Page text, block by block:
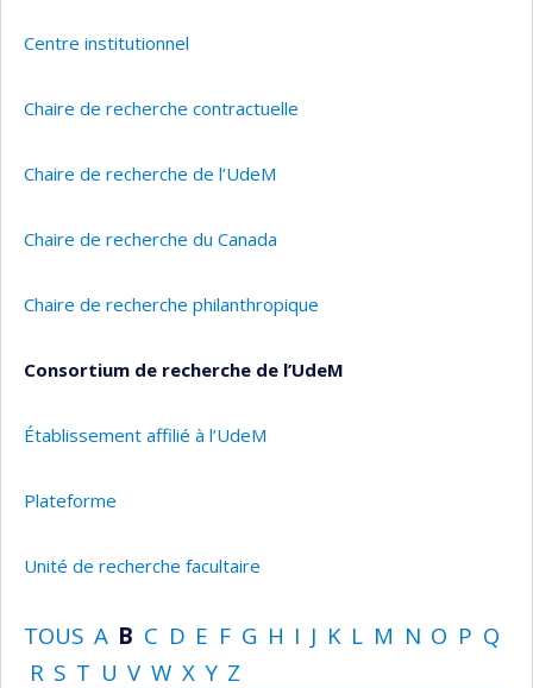
Centre institutionnel
Chaire de recherche contractuelle
Chaire de recherche de l’UdeM
Chaire de recherche du Canada
Chaire de recherche philanthropique
Consortium de recherche de l’UdeM
Établissement affilié à l’UdeM
Plateforme
Unité de recherche facultaire
TOUS A B C D E F G H I J K L M N O P Q
R S T U V W X Y Z